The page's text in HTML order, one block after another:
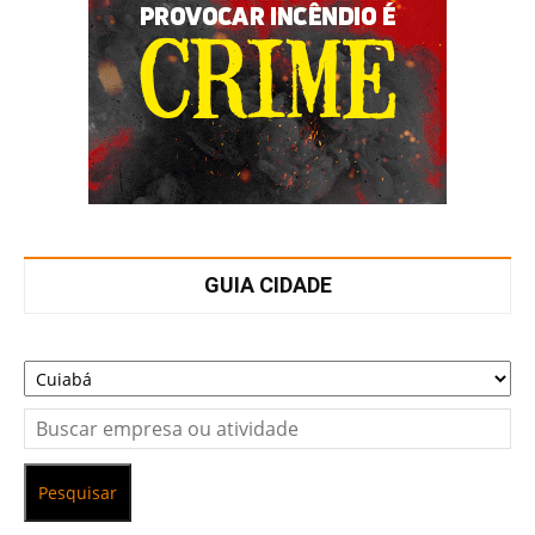
GUIA CIDADE
Pesquisar